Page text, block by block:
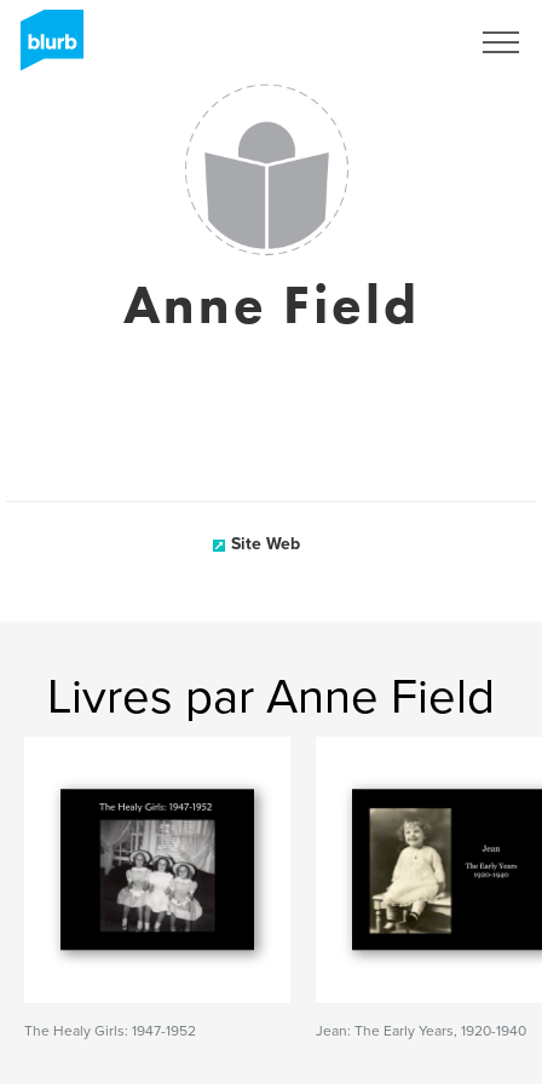
Anne Field
Site Web
Livres par Anne Field
The Healy Girls: 1947-1952 Jean: The Early Years, 1920-1940